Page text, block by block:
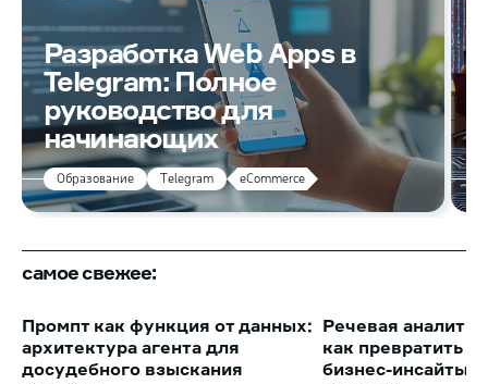
Разработка Web Apps в
Telegram: Полное
руководство для
начинающих
Образование Telegram eCommerce
самое свежее:
Промпт как функция от данных:
архитектура агента для
досудебного взыскания
Речевая
как превратить
бизнес-инсайты